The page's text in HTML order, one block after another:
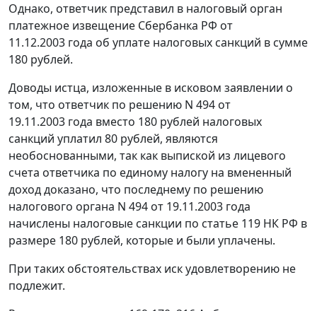
Однако, ответчик представил в налоговый орган
платежное извещение Сбербанка РФ от
11.12.2003 года об уплате налоговых санкций в сумме
180 рублей.
Доводы истца, изложенные в исковом заявлении о
том, что ответчик по решению N 494 от
19.11.2003 года вместо 180 рублей налоговых
санкций уплатил 80 рублей, являются
необоснованными, так как выпиской из лицевого
счета ответчика по единому налогу на вмененный
доход доказано, что последнему по решению
налогового органа N 494 от 19.11.2003 года
начислены налоговые санкции по статье 119 НК РФ в
размере 180 рублей, которые и были уплачены.
При таких обстоятельствах иск удовлетворению не
подлежит.